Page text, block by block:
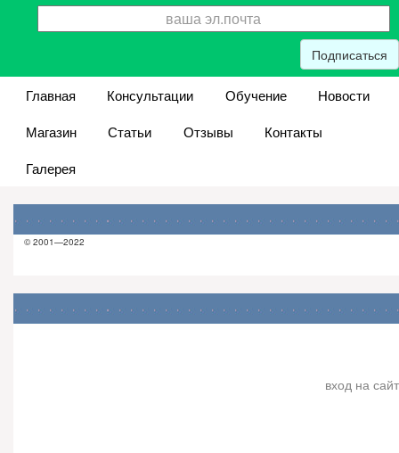
Подписаться
Главная Консультации Обучение
Новости
Магазин
Статьи Отзывы
Контакты
Галерея
© 2001—2022
вход на сайт